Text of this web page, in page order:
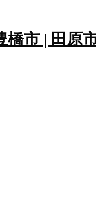
あるおコ
にしていきたい
一人です。